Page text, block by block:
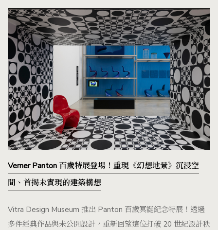
Verner Panton 百歲特展登場！重現《幻想地景》沉浸空
間、首揭未實現的建築構想
Vitra Design Museum 推出 Panton 百歲冥誕紀念特展！透過
多件經典作品與未公開設計，重新回望這位打破 20 世紀設計秩